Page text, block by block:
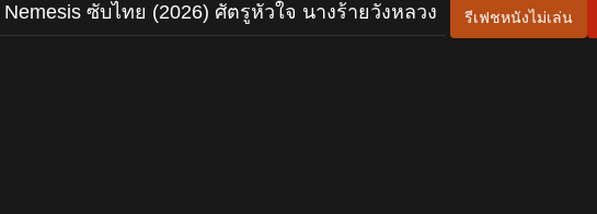
Nemesis ซับไทย (2026) ศัตรูหัวใจ นางร้ายวังหลวง รีเฟชหนังไม่เล่น